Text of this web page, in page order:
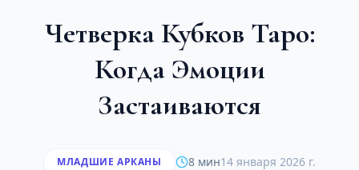
Четверка Кубков Таро:
Когда Эмоции
Застаиваются
МЛАДШИЕ АРКАНЫ 8 мин14 января 2026 г.